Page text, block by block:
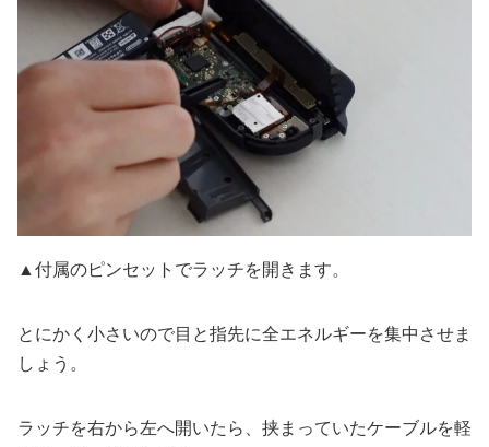
▲付属のピンセットでラッチを開きます。
とにかく小さいので目と指先に全エネルギーを集中させま
しょう。
ラッチを右から左へ開いたら、挟まっていたケーブルを軽